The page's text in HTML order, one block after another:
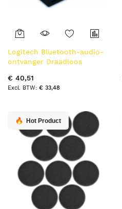
Logitech Bluetooth-audio-
ontvanger Draadloos
€ 40,51
€ 33,48
Hot Product